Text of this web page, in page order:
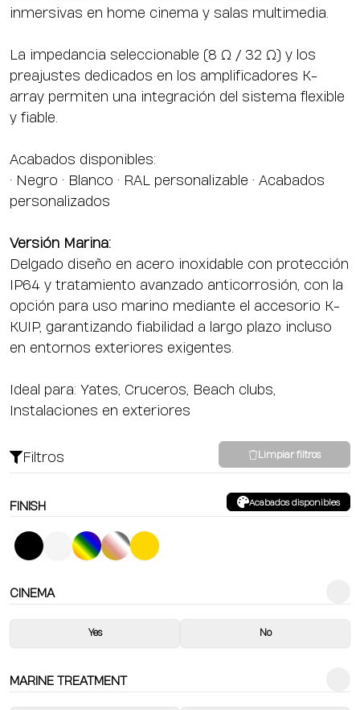
inmersivas en home cinema y salas multimedia.
La impedancia seleccionable (8 Ω / 32 Ω) y los
preajustes dedicados en los amplificadores K-
array permiten una integración del sistema flexible
y fiable.
Acabados disponibles:
• Negro • Blanco • RAL personalizable • Acabados
personalizados
Versión Marina:
Delgado diseño en acero inoxidable con protección
IP64 y tratamiento avanzado anticorrosión, con la
opción para uso marino mediante el accesorio K-
KUIP, garantizando fiabilidad a largo plazo incluso
en entornos exteriores exigentes.
Ideal para: Yates, Cruceros, Beach clubs,
Instalaciones en exteriores
Filtros Limpiar filtros
FINISH Acabados disponibles
CINEMA
Yes No
MARINE TREATMENT